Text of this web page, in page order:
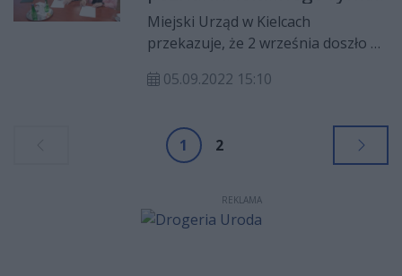
Urząd Pracy w Kielcach
zaprezentuje 2003 miejsca pracy w
sieci EURES. Zbiór propozycji miejsc
zatrudnienia obejmuje zarówno
pracy. Zawarcie
porozumienia z Wyższą
Szkołą Administracji
Publicznej na
Miejski Urząd w Kielcach
przekazuje, że 2 września doszło do
Szkołą Administracji Publicznej na
pracy oczami poszukujących
zatrudnienia” w 2022 r.
05.09.2022 15:10
1 2
REKLAMA